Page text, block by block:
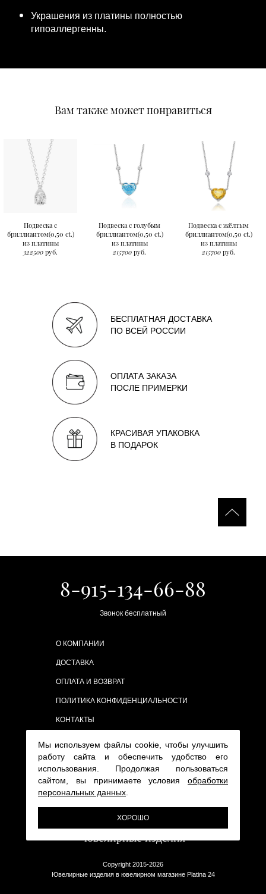
Украшения из платины полностью
гипоаллергенны.
Вам также может понравиться
Подвеска с
бриллиантом(0,50 ct.)
из платины
322500 руб.
Подвеска с голубым
бриллиантом(0,50 ct.)
из платины
215700 руб.
Подвеска с жёлтым
бриллиантом(0,50 ct.)
из платины
215700 руб.
БЕСПЛАТНАЯ ДОСТАВКА
ПО ВСЕЙ РОССИИ
ОПЛАТА ЗАКАЗА
ПОСЛЕ ПРИМЕРКИ
КРАСИВАЯ УПАКОВКА
В ПОДАРОК
8-915-134-66-88
Звонок бесплатный
О КОМПАНИИ
ДОСТАВКА
ОПЛАТА И ВОЗВРАТ
ПОЛИТИКА КОНФИДЕНЦИАЛЬНОСТИ
КОНТАКТЫ
Copyright 2015-2026
Ювелирные изделия в ювелирном магазине Platina 24
Мы используем файлы cookie, чтобы улучшить
работу сайта и обеспечить удобство его
использования. Продолжая пользоваться
сайтом, вы принимаете условия обработки
персональных данных
ХОРОШО